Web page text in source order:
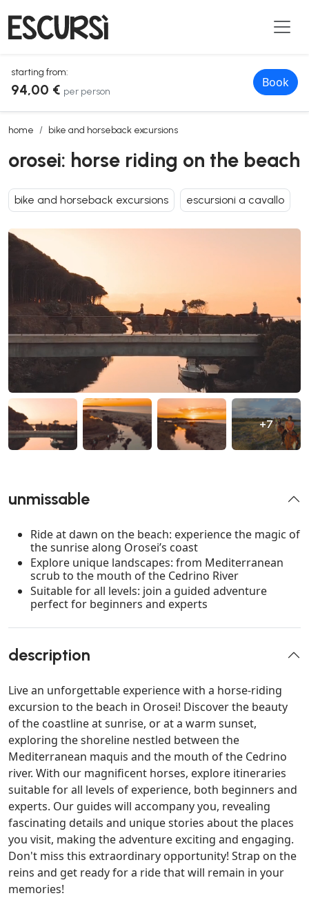
starting from:
94,00 € per person
Book
home bike and horseback excursions
orosei: horse riding on the beach
orosei: horse riding on the beach
bike and horseback excursions escursioni a cavallo
+7
unmissable
Ride at dawn on the beach: experience the magic of
the sunrise along Orosei’s coast
Explore unique landscapes: from Mediterranean
scrub to the mouth of the Cedrino River
Suitable for all levels: join a guided adventure
perfect for beginners and experts
description
Live an unforgettable experience with a horse-riding
excursion to the beach in Orosei! Discover the beauty
of the coastline at sunrise, or at a warm sunset,
exploring the shoreline nestled between the
Mediterranean maquis and the mouth of the Cedrino
river. With our magnificent horses, explore itineraries
suitable for all levels of experience, both beginners and
experts. Our guides will accompany you, revealing
fascinating details and unique stories about the places
you visit, making the adventure exciting and engaging.
Don't miss this extraordinary opportunity! Strap on the
reins and get ready for a ride that will remain in your
memories!